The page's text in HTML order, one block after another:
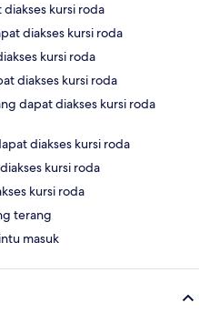
kursi roda
diakses kursi roda
kursi roda
diakses kursi roda
dapat diakses kursi roda
diakses kursi roda
kursi roda
kursi roda
terang
masuk